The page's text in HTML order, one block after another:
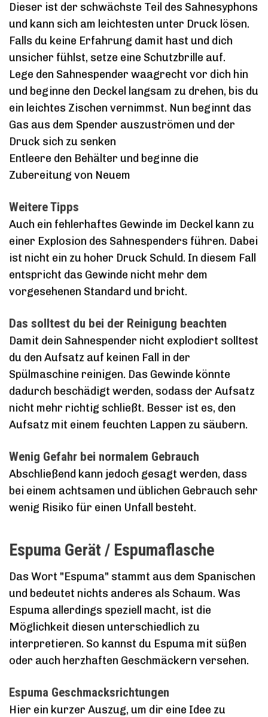
Dieser ist der schwächste Teil des Sahnesyphons
und kann sich am leichtesten unter Druck lösen.
Falls du keine Erfahrung damit hast und dich
unsicher fühlst, setze eine Schutzbrille auf.
Lege den Sahnespender waagrecht vor dich hin
und beginne den Deckel langsam zu drehen, bis du
ein leichtes Zischen vernimmst. Nun beginnt das
Gas aus dem Spender auszuströmen und der
Druck sich zu senken
Entleere den Behälter und beginne die
Zubereitung von Neuem
Weitere Tipps
Auch ein fehlerhaftes Gewinde im Deckel kann zu
einer Explosion des Sahnespenders führen. Dabei
ist nicht ein zu hoher Druck Schuld. In diesem Fall
entspricht das Gewinde nicht mehr dem
vorgesehenen Standard und bricht.
Das solltest du bei der Reinigung beachten
Damit dein Sahnespender nicht explodiert solltest
du den Aufsatz auf keinen Fall in der
Spülmaschine reinigen. Das Gewinde könnte
dadurch beschädigt werden, sodass der Aufsatz
nicht mehr richtig schließt. Besser ist es, den
Aufsatz mit einem feuchten Lappen zu säubern.
Wenig Gefahr bei normalem Gebrauch
Abschließend kann jedoch gesagt werden, dass
bei einem achtsamen und üblichen Gebrauch sehr
wenig Risiko für einen Unfall besteht.
Espuma Gerät / Espumaflasche
Das Wort "Espuma" stammt aus dem Spanischen
und bedeutet nichts anderes als Schaum. Was
Espuma allerdings speziell macht, ist die
Möglichkeit diesen unterschiedlich zu
interpretieren. So kannst du Espuma mit süßen
oder auch herzhaften Geschmäckern versehen.
Espuma Geschmacksrichtungen
Hier ein kurzer Auszug, um dir eine Idee zu